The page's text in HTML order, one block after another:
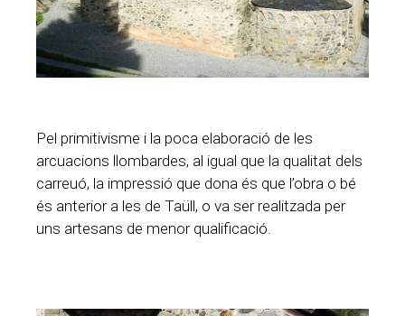
Pel primitivisme i la poca elaboració de les
arcuacions llombardes, al igual que la qualitat dels
carreuó, la impressió que dona és que l’obra o bé
és anterior a les de Taüll, o va ser realitzada per
uns artesans de menor qualificació.